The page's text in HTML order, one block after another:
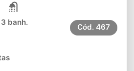
3 banh.
Cód. 467